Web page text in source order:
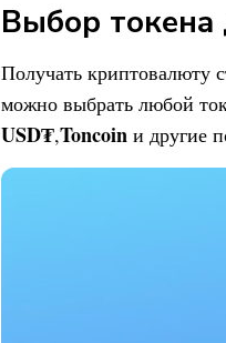
Выбор токена
Получать криптовалюту
можно выбрать любой
USD₮,Toncoin и другие